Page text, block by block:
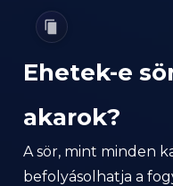
Ehetek-e
akarok?
A sör, mint minden
befolyásolhatja a